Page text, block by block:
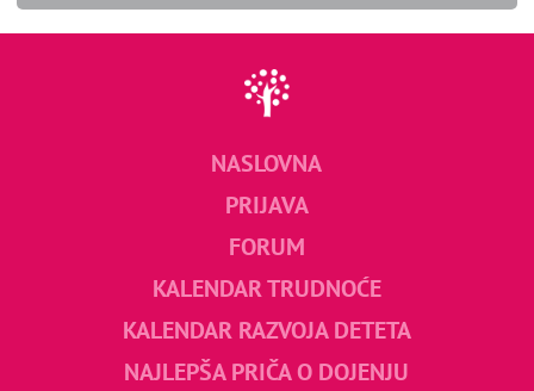
NASLOVNA
PRIJAVA
FORUM
KALENDAR TRUDNOĆE
KALENDAR RAZVOJA DETETA
NAJLEPŠA PRIČA O DOJENJU